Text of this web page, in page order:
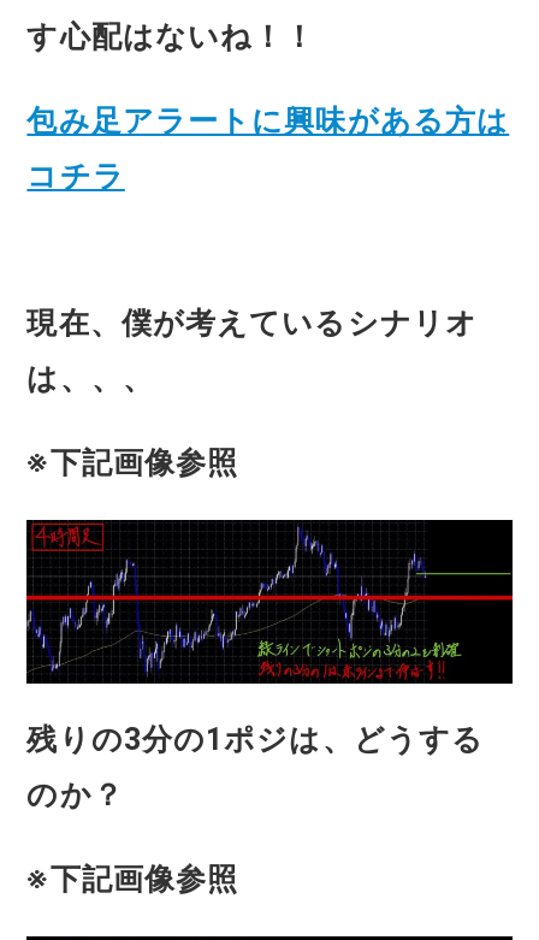
す心配はないね！！
包み足アラートに興味がある方は
コチラ
現在、僕が考えているシナリオ
は、、、
※下記画像参照
残りの3分の1ポジは、どうする
のか？
※下記画像参照